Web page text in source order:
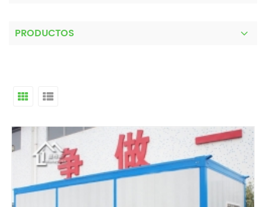
PRODUCTOS